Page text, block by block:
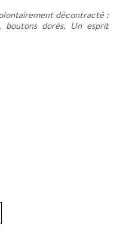
décontracté :
boutons dorés. Un esprit